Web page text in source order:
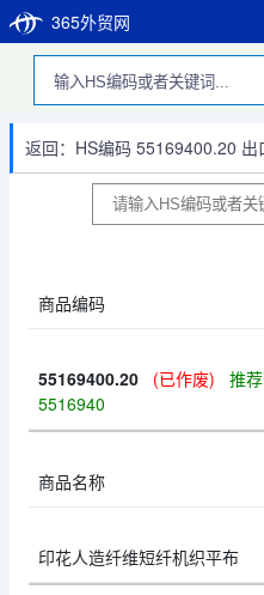
365外贸网
返回：HS编码 55169400.20
商品编码
55169400.20 (已作废) 推
5516940
商品名称
印花人造纤维短纤机织平布